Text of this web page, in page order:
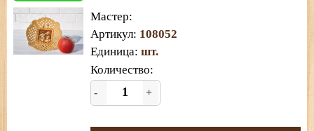
Мастер:
Артикул: 108052
Единица: шт.
Количество:
- +